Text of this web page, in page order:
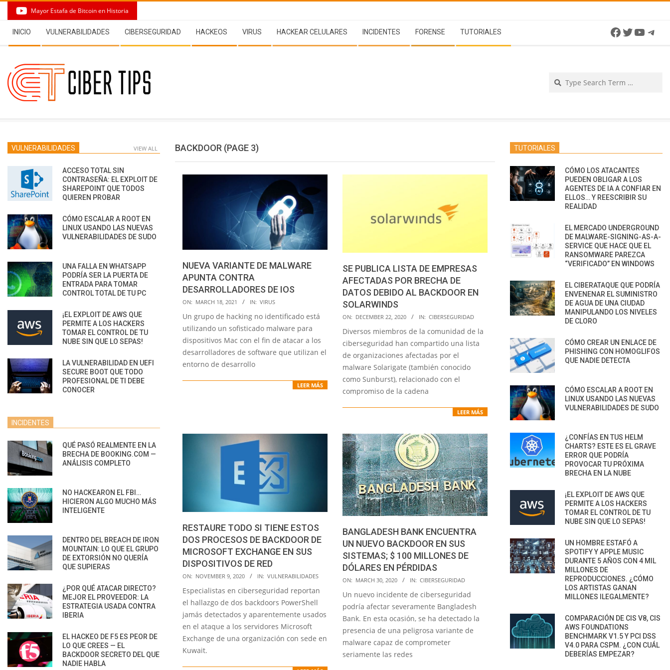
content
Mayor Estafa de Bitcoin en Historia
Navigation
Menu
INICIO VULNERABILIDADES CIBERSEGURIDAD HACKEOS VIRUS HACKEAR CELULARES INCIDENTES FORENSE TUTORIALES Facebook
Twitter
BACKDOOR (PAGE 3)
NUEVA VARIANTE DE MALWARE
APUNTA CONTRA
DESARROLLADORES DE IOS
2021-
03-
18
ON: MARCH 18, 2021 IN: VIRUS
Un grupo de hacking no identificado está
utilizando un sofisticado malware para
dispositivos Mac con el fin de atacar a los
desarrolladores de software que utilizan el
entorno de desarrollo
LEER MÁS
SE PUBLICA LISTA DE EMPRESAS
AFECTADAS POR BRECHA DE
DATOS DEBIDO AL BACKDOOR EN
SOLARWINDS
2020-
12-
22
ON: DECEMBER 22, 2020 IN: CIBERSEGURIDAD
Diversos miembros de la comunidad de la
ciberseguridad han compartido una lista
de organizaciones afectadas por el
malware Solarigate (también conocido
como Sunburst), relacionado con el
compromiso de la cadena
LEER MÁS
RESTAURE TODO SI TIENE ESTOS
DOS PROCESOS DE BACKDOOR DE
MICROSOFT EXCHANGE EN SUS
DISPOSITIVOS DE RED
2020-
11-
09
ON: NOVEMBER 9, 2020 IN: VULNERABILIDADES
Especialistas en ciberseguridad reportan
el hallazgo de dos backdoors PowerShell
jamás detectados y aparentemente usados
en el ataque a los servidores Microsoft
Exchange de una organización con sede en
Kuwait.
BANGLADESH BANK ENCUENTRA
UN NUEVO BACKDOOR EN SUS
SISTEMAS; $ 100 MILLONES DE
DÓLARES EN PÉRDIDAS
2020-
03-
30
ON: MARCH 30, 2020 IN: CIBERSEGURIDAD
Un nuevo incidente de ciberseguridad
podría afectar severamente Bangladesh
Bank. En esta ocasión, se ha detectado la
presencia de una peligrosa variante de
malware capaz de comprometer
seriamente las redes
VULNERABILIDADES VIEW ALL
ACCESO TOTAL SIN
CONTRASEÑA: EL EXPLOIT DE
SHAREPOINT QUE TODOS
QUIEREN PROBAR
CÓMO ESCALAR A ROOT EN
LINUX USANDO LAS NUEVAS
VULNERABILIDADES DE SUDO
UNA FALLA EN WHATSAPP
PODRÍA SER LA PUERTA DE
ENTRADA PARA TOMAR
CONTROL TOTAL DE TU PC
¡EL EXPLOIT DE AWS QUE
PERMITE A LOS HACKERS
TOMAR EL CONTROL DE TU
NUBE SIN QUE LO SEPAS!
LA VULNERABILIDAD EN UEFI
SECURE BOOT QUE TODO
PROFESIONAL DE TI DEBE
CONOCER
INCIDENTES
QUÉ PASÓ REALMENTE EN LA
BRECHA DE BOOKING.COM —
ANÁLISIS COMPLETO
NO HACKEARON EL FBI…
HICIERON ALGO MUCHO MÁS
INTELIGENTE
DENTRO DEL BREACH DE IRON
MOUNTAIN: LO QUE EL GRUPO
DE EXTORSIÓN NO QUERÍA
QUE SUPIERAS
¿POR QUÉ ATACAR DIRECTO?
MEJOR EL PROVEEDOR: LA
ESTRATEGIA USADA CONTRA
IBERIA
EL HACKEO DE F5 ES PEOR DE
LO QUE CREES — EL
BACKDOOR SECRETO DEL QUE
NADIE HABLA
TUTORIALES
CÓMO LOS ATACANTES
PUEDEN OBLIGAR A LOS
AGENTES DE IA A CONFIAR EN
ELLOS… Y REESCRIBIR SU
REALIDAD
EL MERCADO UNDERGROUND
DE MALWARE-SIGNING-AS-A-
SERVICE QUE HACE QUE EL
RANSOMWARE PAREZCA
“VERIFICADO” EN WINDOWS
EL CIBERATAQUE QUE PODRÍA
ENVENENAR EL SUMINISTRO
DE AGUA DE UNA CIUDAD
MANIPULANDO LOS NIVELES
DE CLORO
CÓMO CREAR UN ENLACE DE
PHISHING CON HOMOGLIFOS
QUE NADIE DETECTA
CÓMO ESCALAR A ROOT EN
LINUX USANDO LAS NUEVAS
VULNERABILIDADES DE SUDO
¿CONFÍAS EN TUS HELM
CHARTS? ESTE ES EL GRAVE
ERROR QUE PODRÍA
PROVOCAR TU PRÓXIMA
BRECHA EN LA NUBE
¡EL EXPLOIT DE AWS QUE
PERMITE A LOS HACKERS
TOMAR EL CONTROL DE TU
NUBE SIN QUE LO SEPAS!
UN HOMBRE ESTAFÓ A
SPOTIFY Y APPLE MUSIC
DURANTE 5 AÑOS CON 4 MIL
MILLONES DE
REPRODUCCIONES. ¿CÓMO
LOS ARTISTAS GANAN
MILLONES ILEGALMENTE?
COMPARACIÓN DE CIS V8, CIS
AWS FOUNDATIONS
BENCHMARK V1.5 Y PCI DSS
V4.0 PARA CSPM. ¿CON CUÁL
DEBERÍAS EMPEZAR?